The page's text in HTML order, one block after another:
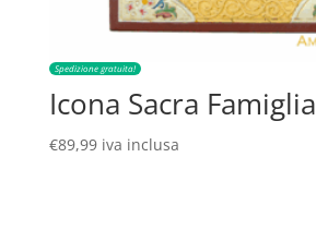
Spedizione gratuita!
Icona Sacra Famiglia
€89,99 iva inclusa